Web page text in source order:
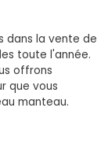
dans la vente de
toute l'année.
offrons
que vous
manteau.